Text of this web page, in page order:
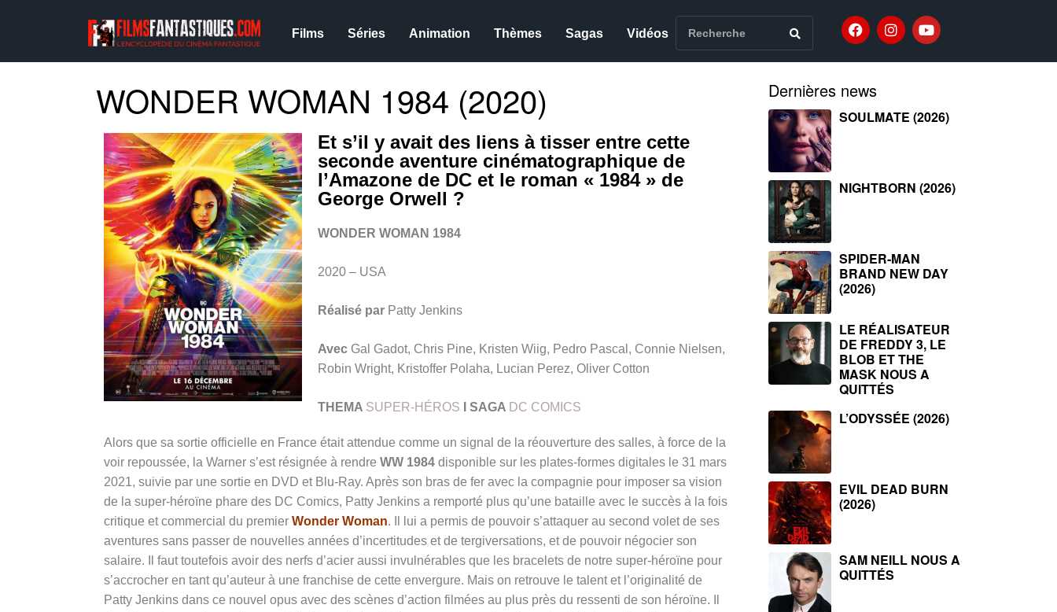
Films Séries Animation Thèmes Sagas Vidéos
WONDER WOMAN 1984 (2020)
Et s’il y avait des liens à tisser entre cette
seconde aventure cinématographique de
l’Amazone de DC et le roman « 1984 » de
George Orwell ?
WONDER WOMAN 1984
2020 – USA
Réalisé par Patty Jenkins
Avec Gal Gadot, Chris Pine, Kristen Wiig, Pedro Pascal, Connie Nielsen,
Robin Wright, Kristoffer Polaha, Lucian Perez, Oliver Cotton
THEMA SUPER-HÉROS SAGA DC COMICS
Alors que sa sortie officielle en France était attendue comme un signal de la réouverture des salles, à force de la
voir repoussée, la Warner s’est résignée à rendre WW 1984 disponible sur les plates-formes digitales le 31 mars
2021, suivie par une sortie en DVD et Blu-Ray. Après son bras de fer avec la compagnie pour imposer sa vision
de la super-héroïne phare des DC Comics, Patty Jenkins a remporté plus qu’une bataille avec le succès à la fois
critique et commercial du premier Wonder Woman. Il lui a permis de pouvoir s’attaquer au second volet de ses
aventures sans passer de nouvelles années d’incertitudes et de tergiversations, et de pouvoir négocier son
salaire. Il faut toutefois avoir des nerfs d’acier aussi invulnérables que les bracelets de notre super-héroïne pour
s’accrocher en tant qu’auteur à une franchise de cette envergure. Mais on retrouve le talent et l’originalité de
Patty Jenkins dans ce nouvel opus avec des scènes d’action filmées au plus près du ressenti de son héroïne. Il
Dernières news
SOULMATE (2026)
NIGHTBORN (2026)
SPIDER-MAN
BRAND NEW DAY
(2026)
LE RÉALISATEUR
DE FREDDY 3, LE
BLOB ET THE
MASK NOUS A
QUITTÉS
L’ODYSSÉE (2026)
EVIL DEAD BURN
(2026)
SAM NEILL NOUS A
QUITTÉS